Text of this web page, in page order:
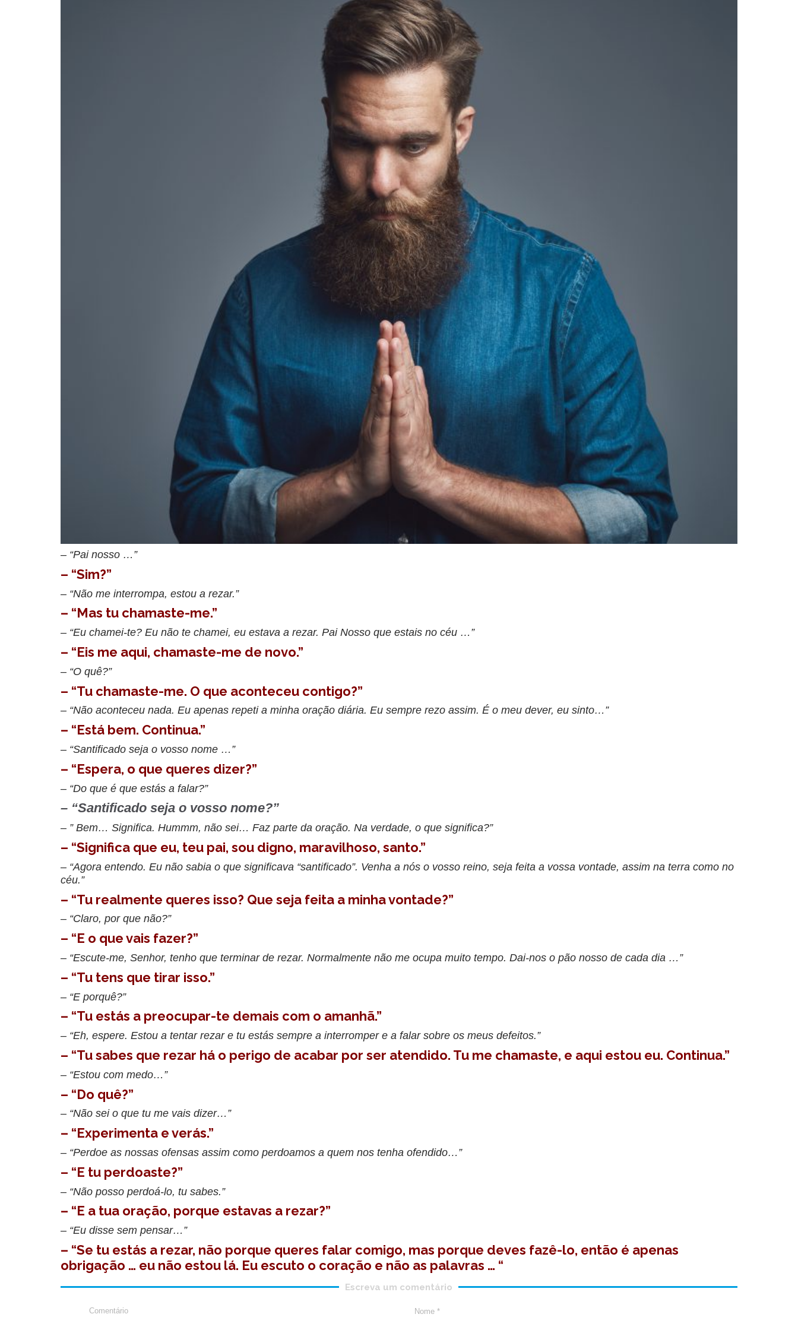
– “Pai nosso …”
– “Sim?”
– “Não me interrompa, estou a rezar.”
– “Mas tu chamaste-me.”
– “Eu chamei-te? Eu não te chamei, eu estava a rezar. Pai Nosso que estais no céu …”
– “Eis me aqui, chamaste-me de novo.”
– “O quê?”
– “Tu chamaste-me. O que aconteceu contigo?”
– “Não aconteceu nada. Eu apenas repeti a minha oração diária. Eu sempre rezo assim. É o meu dever, eu sinto…”
– “Está bem. Continua.”
– “Santificado seja o vosso nome …”
– “Espera, o que queres dizer?”
– “Do que é que estás a falar?”
– “Santificado seja o vosso nome?”
– ” Bem… Significa. Hummm, não sei… Faz parte da oração. Na verdade, o que significa?”
– “Significa que eu, teu pai, sou digno, maravilhoso, santo.”
– “Agora entendo. Eu não sabia o que significava “santificado”. Venha a nós o vosso reino, seja feita a vossa vontade, assim na terra como no
céu.”
– “Tu realmente queres isso? Que seja feita a minha vontade?”
– “Claro, por que não?”
– “E o que vais fazer?”
– “Escute-me, Senhor, tenho que terminar de rezar. Normalmente não me ocupa muito tempo. Dai-nos o pão nosso de cada dia …”
– “Tu tens que tirar isso.”
– “E porquê?”
– “Tu estás a preocupar-te demais com o amanhã.”
– “Eh, espere. Estou a tentar rezar e tu estás sempre a interromper e a falar sobre os meus defeitos.”
– “Tu sabes que rezar há o perigo de acabar por ser atendido. Tu me chamaste, e aqui estou eu. Continua.”
– “Estou com medo…”
– “Do quê?”
– “Não sei o que tu me vais dizer…”
– “Experimenta e verás.”
– “Perdoe as nossas ofensas assim como perdoamos a quem nos tenha ofendido…”
– “E tu perdoaste?”
– “Não posso perdoá-lo, tu sabes.”
– “E a tua oração, porque estavas a rezar?”
– “Eu disse sem pensar…”
– “Se tu estás a rezar, não porque queres falar comigo, mas porque deves fazê-lo, então é apenas
obrigação … eu não estou lá. Eu escuto o coração e não as palavras … “
Escreva um comentário